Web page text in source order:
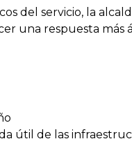
del servicio, la
una respuesta más
útil de las